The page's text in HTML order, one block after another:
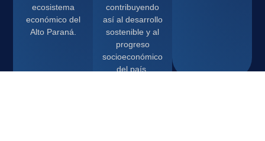
ecosistema
económico del
Alto Paraná.
contribuyendo
así al desarrollo
sostenible y al
progreso
socioeconómico
del país.